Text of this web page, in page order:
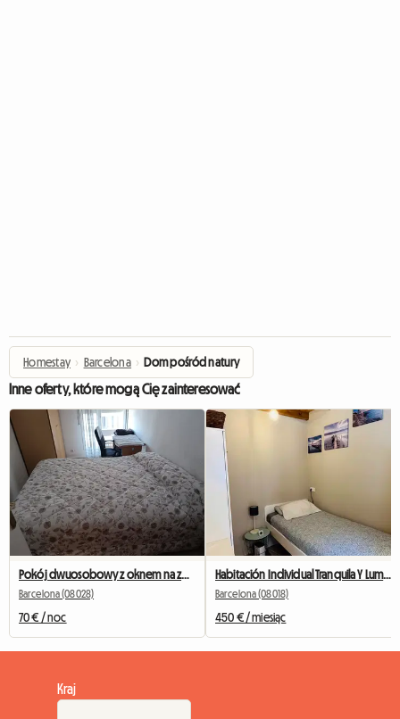
Homestay › Barcelona › Dom pośród natury
Inne oferty, które mogą Cię zainteresować
Pokój dwuosobowy z oknem na zewnątrz naprzeciwko Camp Nou
Barcelona (08028)
70 € / noc
Habitación Individual Tranquila Y Luminosa
Barcelona (08018)
450 € / miesiąc
Kraj